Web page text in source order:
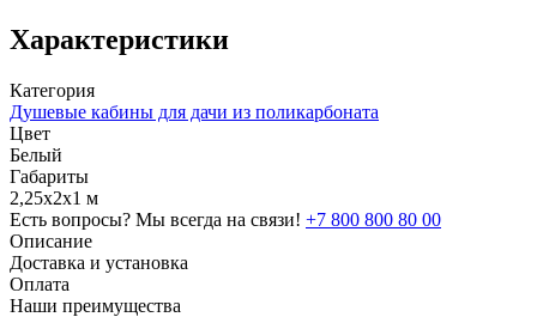
Характеристики
Категория
Душевые кабины для дачи из поликарбоната
Цвет
Белый
Габариты
2,25х2х1 м
Есть вопросы? Мы всегда на связи! +7 800 800 80 00
Описание
Доставка и установка
Оплата
Наши преимущества